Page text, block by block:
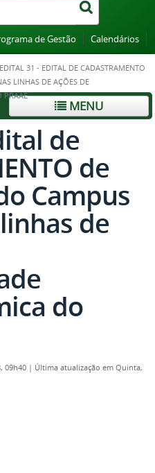
de Gestão Calendários
EDITAL 31 - EDITAL DE CADASTRAMENTO
LINHAS DE AÇÕES DE
PRAAE
MENU
de
de
Campus
de
do
09h40 | Última atualização em Quinta,